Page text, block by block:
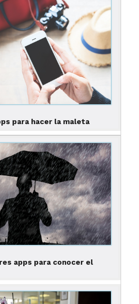
vino virtual.Con esta
vino es más divertido y
un pequeño formulario y tu
una ficha completa del vino
incluye lugar de origen,
, enseña nuevos
para hacer la maleta
apps para conocer el